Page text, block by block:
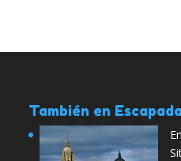
También en